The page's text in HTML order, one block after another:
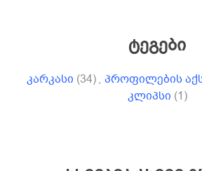
ტეგები
კარკასი (34) , პროფილების
კლიპსი (1)